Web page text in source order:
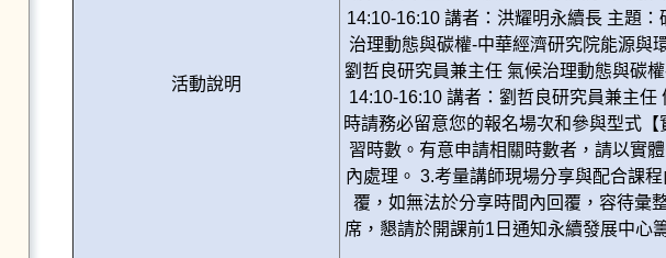
活動說明
14:10-16:10 講者：洪耀明永續長 主題
治理動態與碳權-中華經濟研究院能源與
劉哲良研究員兼主任 氣候治理動態與碳
14:10-16:10 講者：劉哲良研究員兼主
時請務必留意您的報名場次和參與型式
習時數。有意申請相關時數者，請以實
內處理。 3.考量講師現場分享與配合課
覆，如無法於分享時間內回覆，容待彙
席，懇請於開課前1日通知永續發展中心